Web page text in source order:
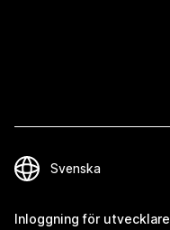
Inloggning för utvecklare